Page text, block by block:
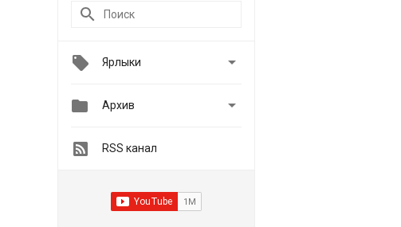
Ярлыки 
 Архив 
RSS канал